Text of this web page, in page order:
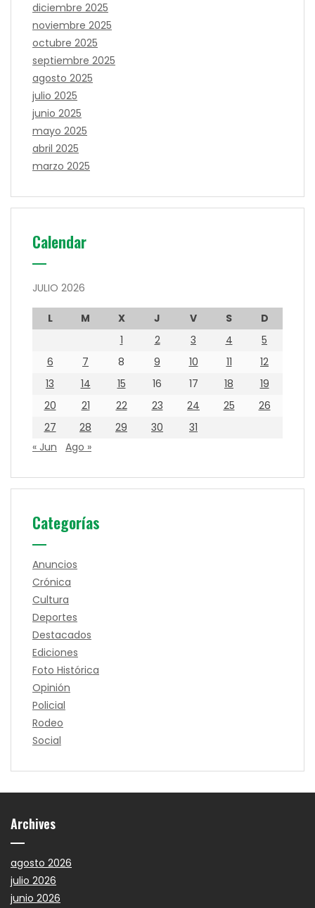
diciembre 2025
noviembre 2025
octubre 2025
septiembre 2025
agosto 2025
julio 2025
junio 2025
mayo 2025
abril 2025
marzo 2025
Calendar
JULIO 2026
L M X J V S
D
1
2 3 4
5
6
7 8 9 10 11
12
13
14 15 16 17 18
19
20
21 22 23 24 25
26
27
28 29 30
31
« Jun
Ago »
Categorías
Anuncios
Crónica
Cultura
Deportes
Destacados
Ediciones
Foto Histórica
Opinión
Policial
Rodeo
Social
Archives
agosto 2026
julio 2026
junio 2026